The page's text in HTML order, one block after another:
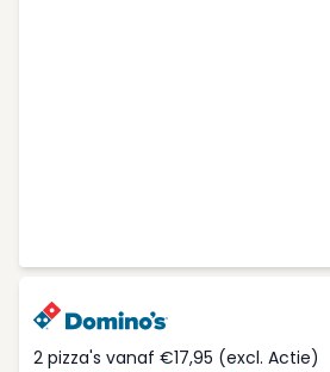
2 pizza's vanaf €17,95 (excl. Actie)